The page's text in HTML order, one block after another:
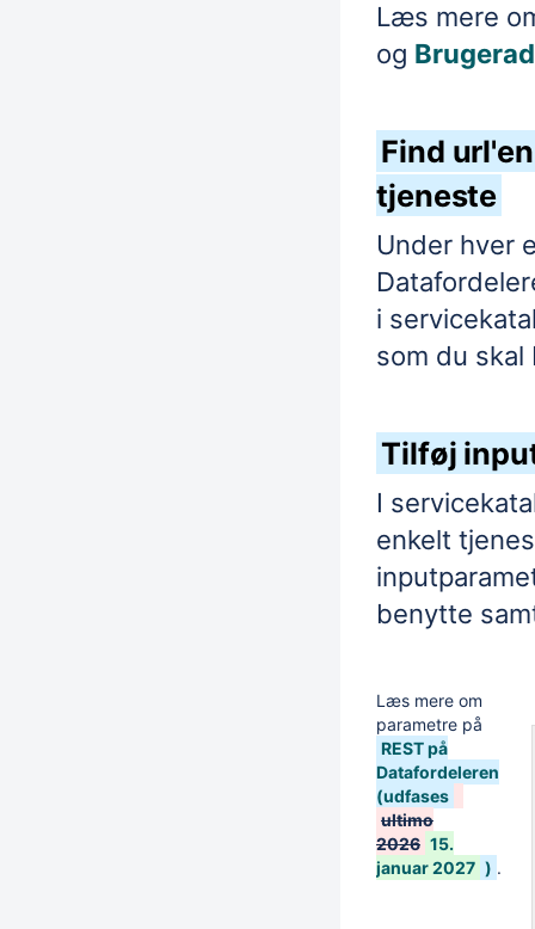
Læs mere
og
Find
tjeneste
Under hver
i
som du
Tilføj
I
enkelt
benytte
Læs mere om
parametre på
REST på
Datafordeleren
(udfases
ultimo
2026 15.
januar 2027 ) .